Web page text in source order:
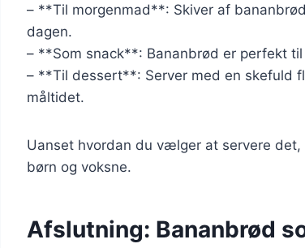
– **Til morgenmad**: Skiver af
dagen.
– **Som snack**: Bananbrød er perfekt
– **Til dessert**: Server med en skefuld
måltidet.
Uanset hvordan du vælger at servere
børn og voksne.
Afslutning: Bananbrød